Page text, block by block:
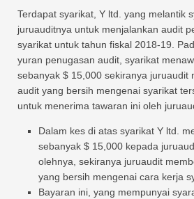
Terdapat syarikat, Y ltd. yang melantik
juruauditnya untuk menjalankan audit
syarikat untuk tahun fiskal 2018-19.
yuran penugasan audit, syarikat
sebanyak $ 15,000 sekiranya juruaudit
audit yang bersih mengenai syarikat
untuk menerima tawaran ini oleh
Dalam kes di atas syarikat Y ltd.
sebanyak $ 15,000 kepada
olehnya, sekiranya juruaudit
yang bersih mengenai cara kerja
Bayaran ini, yang mempunyai